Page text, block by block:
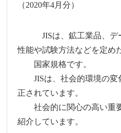
（2020年4月分）
JISは、鉱工業品、デー
性能や試験方法などを定め
国家規格です。
JISは、社会的環境の変
正されています。
社会的に関心の高い重要
紹介しています。